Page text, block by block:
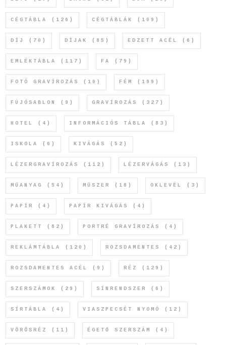
CÉGTÁBLA (126) CÉGTÁBLÁK (109)
DÍJ (70) DÍJAK (85) EDZETT ACÉL (6)
EMLÉKTÁBLA (117) FA (79)
FOTÓ GRAVÍROZÁS (10) FÉM (199)
FÚJÓSABLON (9) GRAVÍROZÁS (327)
HOTEL (4) INFORMÁCIÓS TÁBLA (83)
ISKOLA (6) KIVÁGÁS (52)
LÉZERGRAVÍROZÁS (112) LÉZERVÁGÁS (13)
MŰANYAG (54) MŰSZER (18) OKLEVÉL (3)
PAPÍR (4) PAPÍR KIVÁGÁS (4)
PLAKETT (82) PORTRÉ GRAVÍROZÁS (4)
REKLÁMTÁBLA (120) ROZSDAMENTES (42)
ROZSDAMENTES ACÉL (9) RÉZ (129)
SZERSZÁMOK (29) SÍNRENDSZER (6)
SÍRTÁBLA (4) VIASZPECSÉT NYOMÓ (12)
VÖRÖSRÉZ (11) ÉGETŐ SZERSZÁM (4)